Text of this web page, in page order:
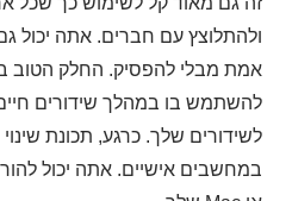
ולהתלוצץ עם חברים. אתה יכול
אמת מבלי להפסיק. החלק הטוב
להשתמש בו במהלך שידורים חיים
לשידורים שלך. כרגע, תכונת